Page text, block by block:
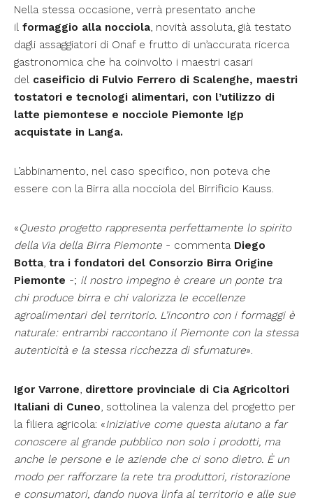
Nella stessa occasione, verrà presentato anche
ilformaggio alla nocciola, novità assoluta, già testato
dagli assaggiatori di Onaf e frutto di un’accurata ricerca
gastronomica che ha coinvolto i maestri casari
del caseificio di Fulvio Ferrero di Scalenghe, maestri
tostatori e tecnologi alimentari, con l’utilizzo di
latte piemontese e nocciole Piemonte Igp
acquistate in Langa.
L’abbinamento, nel caso specifico, non poteva che
essere con la Birra alla nocciola del Birrificio Kauss.
«Questo progetto rappresenta perfettamente lo spirito
della Via della Birra Piemonte - commenta Diego
Botta,tra i fondatori del Consorzio Birra Origine
Piemonte -; il nostro impegno è creare un ponte tra
chi produce birra e chi valorizza le eccellenze
agroalimentari del territorio. L’incontro con i formaggi è
naturale: entrambi raccontano il Piemonte con la stessa
autenticità e la stessa ricchezza di sfumature».
Igor Varrone, direttore provinciale di Cia Agricoltori
Italiani di Cuneo, sottolinea la valenza del progetto per
la filiera agricola: «Iniziative come questa aiutano a far
conoscere al grande pubblico non solo i prodotti, ma
anche le persone e le aziende che ci sono dietro. È un
modo per rafforzare la rete tra produttori, ristorazione
e consumatori, dando nuova linfa al territorio e alle sue